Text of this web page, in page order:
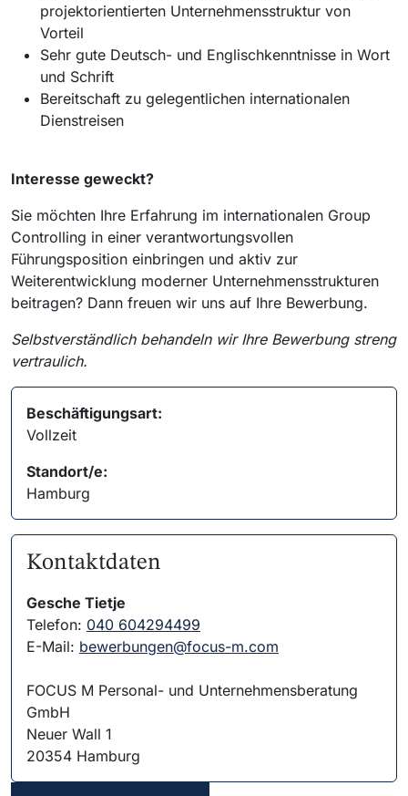
projektorientierten Unternehmensstruktur von
Vorteil
Sehr gute Deutsch- und Englischkenntnisse in Wort
und Schrift
Bereitschaft zu gelegentlichen internationalen
Dienstreisen
Interesse geweckt?
Sie möchten Ihre Erfahrung im internationalen Group
Controlling in einer verantwortungsvollen
Führungsposition einbringen und aktiv zur
Weiterentwicklung moderner Unternehmensstrukturen
beitragen? Dann freuen wir uns auf Ihre Bewerbung.
Selbstverständlich behandeln wir Ihre Bewerbung streng
vertraulich.
Beschäftigungsart:
Vollzeit
Standort/e:
Hamburg
Kontaktdaten
Gesche Tietje
Telefon: 040 604294499
E-Mail: bewerbungen@focus-m.com
FOCUS M Personal- und Unternehmensberatung
GmbH
Neuer Wall 1
20354 Hamburg